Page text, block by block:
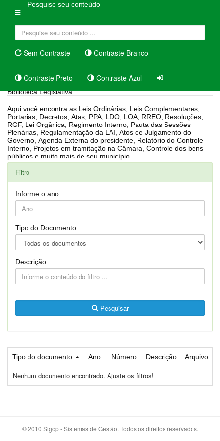
Pesquise seu conteúdo
Sem Contraste Contraste Branco
Contraste Preto Contraste Azul
Biblioteca Legislativa
Aqui você encontra as Leis Ordinárias, Leis Complementares,
Portarias, Decretos, Atas, PPA, LDO, LOA, RREO, Resoluções,
RGF, Lei Orgânica, Regimento Interno, Pauta das Sessões
Plenárias, Regulamentação da LAI, Atos de Julgamento do
Governo, Agenda Externa do presidente, Relatório do Controle
Interno, Projetos em tramitação na Câmara, Controle dos bens
públicos e muito mais de seu município.
Filtro
Informe o ano
Tipo do Documento
Descrição
Pesquisar
Tipo do documento Ano Número Descrição Arquivo
Nenhum documento encontrado. Ajuste os filtros!
© 2010 Sigop - Sistemas de Gestão. Todos os direitos reservados.